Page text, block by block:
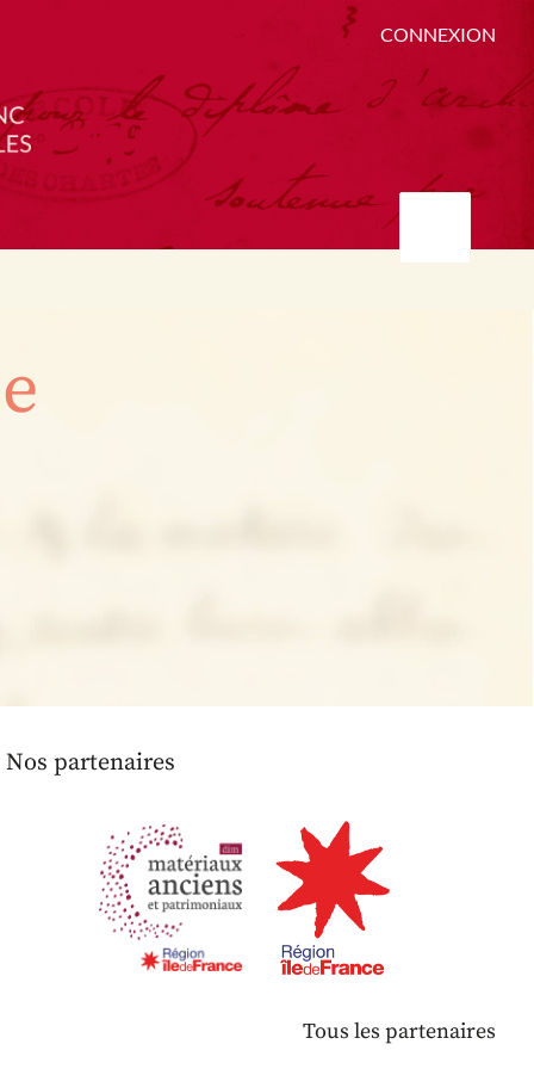
CONNEXION
Nos partenaires
Tous les partenaires